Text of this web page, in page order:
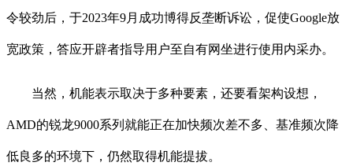
令较劲后，于2023年9月成功博得反垄断诉讼，促使Google放
宽政策，答应开辟者指导用户至自有网坐进行使用内采办。
当然，机能表示取决于多种要素，还要看架构设想，
AMD的锐龙9000系列就能正在加快频次差不多、基准频次降
低良多的环境下，仍然取得机能提拔。